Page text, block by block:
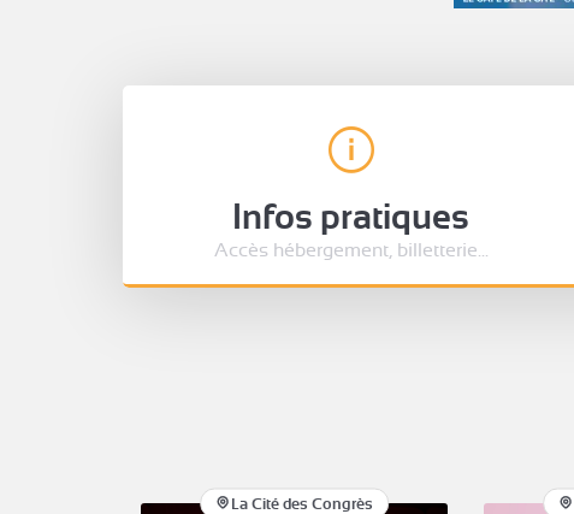
Infos pratiques
Accès hébergement, billetterie...
La Cité des Congrès